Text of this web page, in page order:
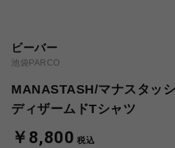
ビーバー
池袋PARCO
MANASTASH/マナスタッ
ディザームドTシャツ
￥8,800 税込